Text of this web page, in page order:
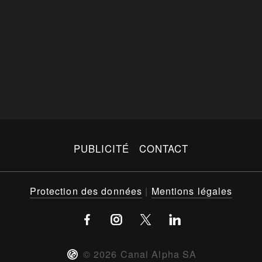
PUBLICITÉ CONTACT
© 2026 Canal Alpha SA
Protection des données | Mentions légales